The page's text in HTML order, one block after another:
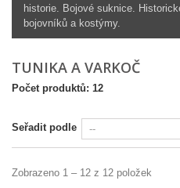
historie. Bojové suknice.
bojovníků a kostýmy.
TUNIKA A VARKOČ
Počet produktů: 12
Seřadit podle
Zobrazeno 1 – 12 z 12 položek